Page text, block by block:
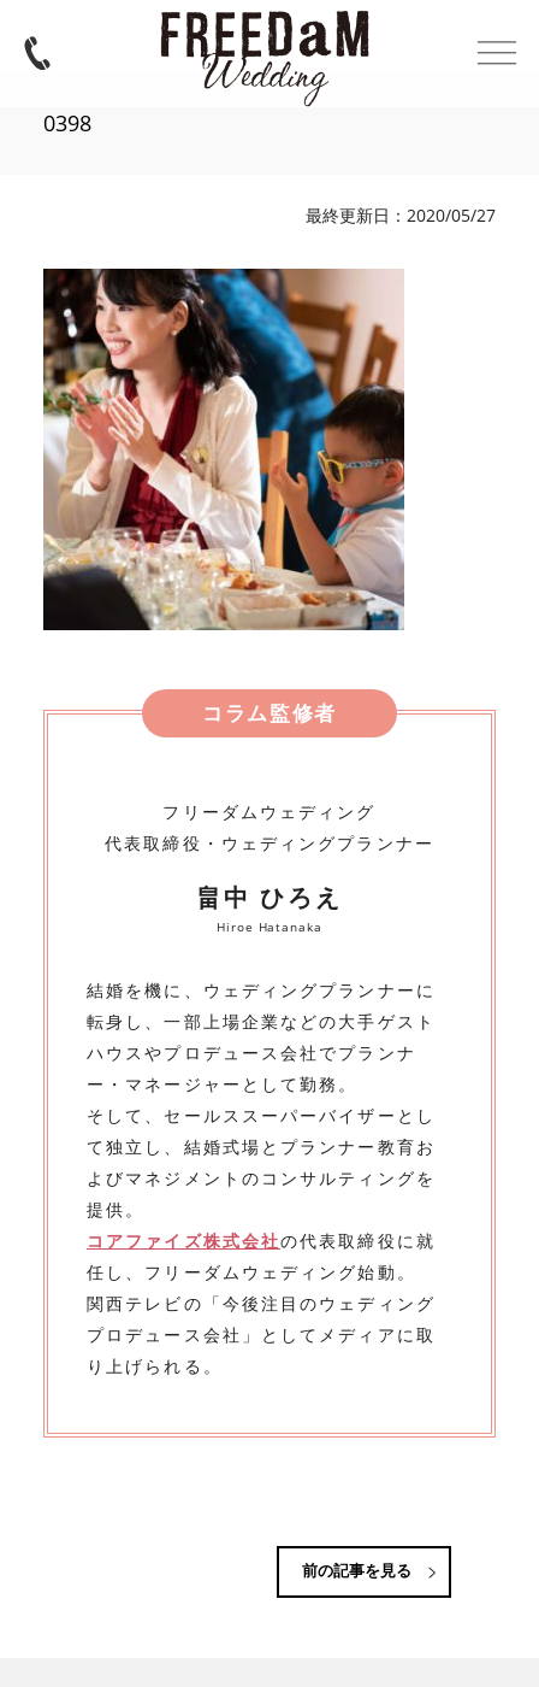
0398
最終更新日：2020/05/27
コラム監修者
フリーダムウェディング
代表取締役・ウェディングプランナー
畠中 ひろえ
Hiroe Hatanaka
結婚を機に、ウェディングプランナーに
転身し、一部上場企業などの大手ゲスト
ハウスやプロデュース会社でプランナ
ー・マネージャーとして勤務。
そして、セールススーパーバイザーとし
て独立し、結婚式場とプランナー教育お
よびマネジメントのコンサルティングを
提供。
コアファイズ株式会社の代表取締役に就
任し、フリーダムウェディング始動。
関西テレビの「今後注目のウェディング
プロデュース会社」としてメディアに取
り上げられる。
前の記事を見る